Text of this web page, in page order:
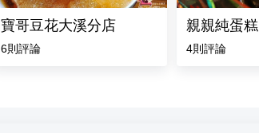
寶哥豆花大溪分店
6則評論
親親純蛋糕
4則評論